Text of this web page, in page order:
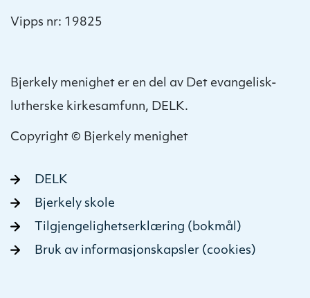
Vipps nr: 19825
Bjerkely menighet er en del av Det evangelisk-
lutherske kirkesamfunn, DELK.
Copyright © Bjerkely menighet
DELK
Bjerkely skole
Tilgjengelighetserklæring (bokmål)
Bruk av informasjonskapsler (cookies)